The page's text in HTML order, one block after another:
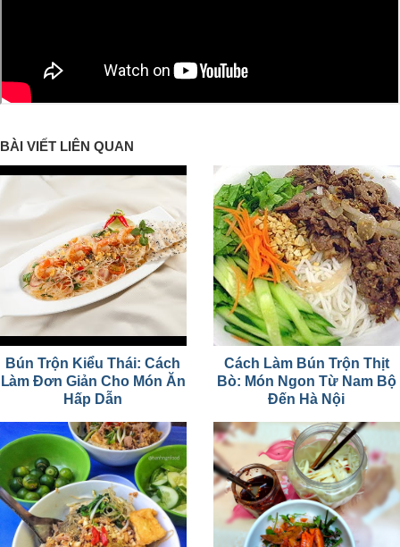
BÀI VIẾT LIÊN QUAN
Bún Trộn Kiểu Thái: Cách
Làm Đơn Giản Cho Món Ăn
Hấp Dẫn
Cách Làm Bún Trộn Thịt
Bò: Món Ngon Từ Nam Bộ
Đến Hà Nội